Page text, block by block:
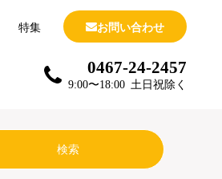
特集 お問い合わせ
0467-24-2457
9:00〜18:00 土日祝除く